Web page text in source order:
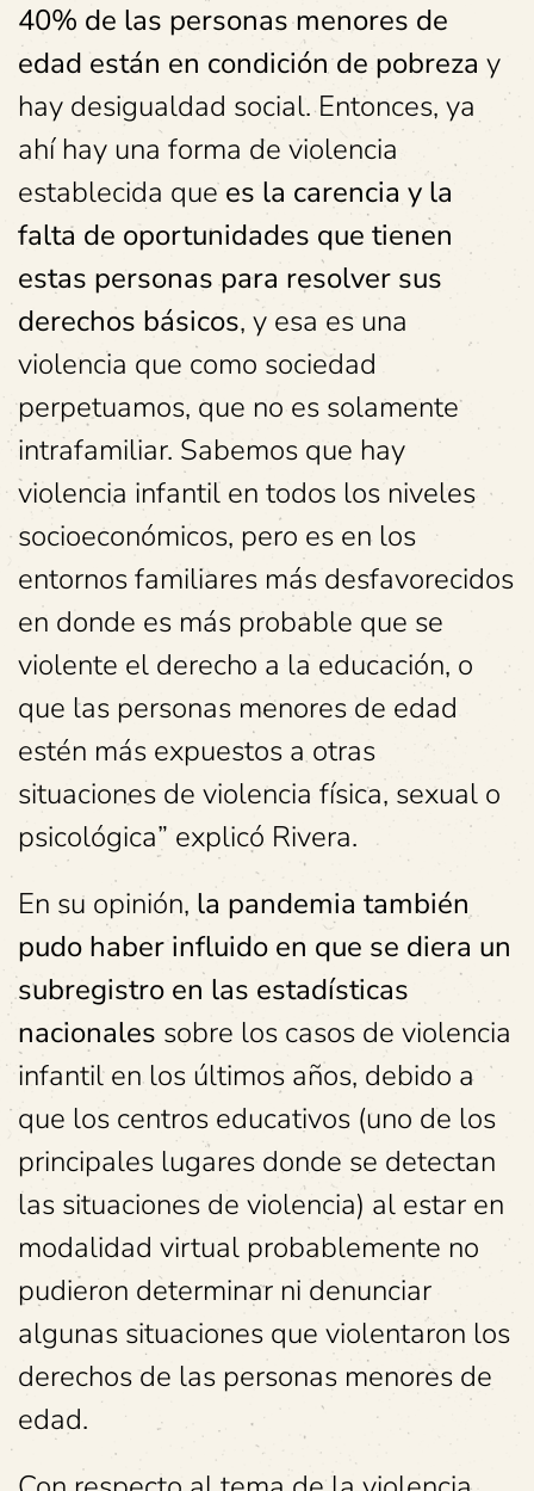
40% de las personas menores de
edad están en condición de pobreza y
hay desigualdad social. Entonces, ya
ahí hay una forma de violencia
establecida quees la carencia y la
falta de oportunidades que tienen
estas personas para resolver sus
derechos básicos, y esa es una
violencia que como sociedad
perpetuamos, que no es solamente
intrafamiliar. Sabemos que hay
violencia infantil en todos los niveles
socioeconómicos, pero es en los
entornos familiares más desfavorecidos
en donde es más probable que se
violente el derecho a la educación, o
que las personas menores de edad
estén más expuestos a otras
situaciones de violencia física, sexual o
psicológica” explicó Rivera.
En su opinión, la pandemia también
pudo haber influido en que se diera un
subregistro en las estadísticas
nacionales sobre los casos de violencia
infantil en los últimos años, debido a
que los centros educativos (uno de los
principales lugares donde se detectan
las situaciones de violencia) al estar en
modalidad virtual probablemente no
pudieron determinar ni denunciar
algunas situaciones que violentaron los
derechos de las personas menores de
edad.